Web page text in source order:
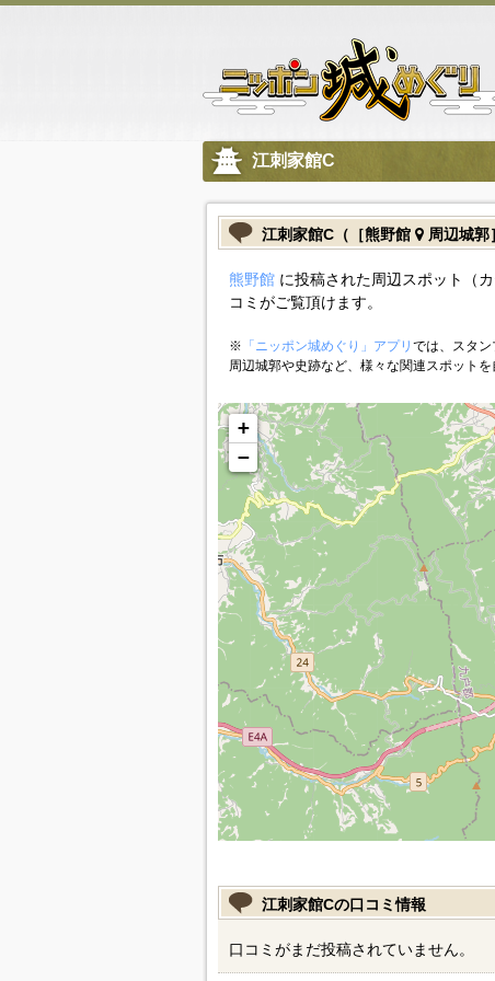
江刺家館C
江刺家館C（［熊野館 周辺城郭
熊野館に投稿された周辺スポット（
コミがご覧頂けます。
※ 「ニッポン城めぐり」アプリ では、スタン
周辺城郭や史跡など、様々な関連スポットを
+
−
江刺家館Cの口コミ情報
口コミがまだ投稿されていません。